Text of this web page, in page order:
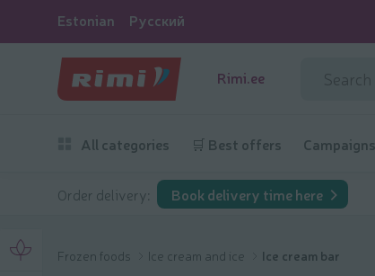
Estonian Русский
Rimi.ee
All categories 🛒 Best offers Campaigns
Order delivery: Book delivery time here
Frozen foods Ice cream and ice Ice cream bar